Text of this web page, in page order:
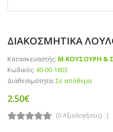
ΔΙΑΚΟΣΜΗΤΙΚΑ
Κατασκευαστής: Μ.ΚΟΥΣΟΥΡΗ &
Κωδικός: 40-00-1803
Διαθεσιμότητα: Σε απόθεμα
2.50€
(0 Αξιολογήσεις)